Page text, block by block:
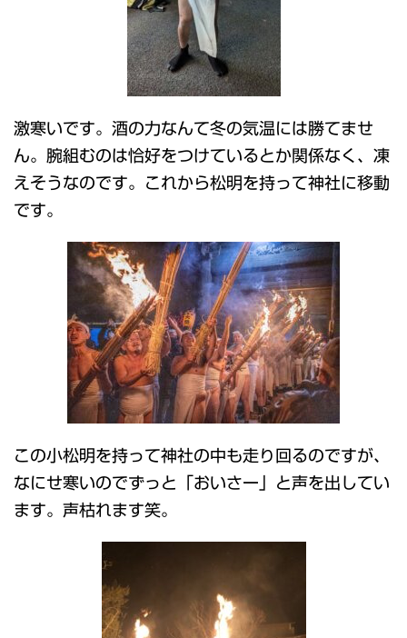
激寒いです。酒の力なんて冬の気温には勝てませ
ん。腕組むのは恰好をつけているとか関係なく、凍
えそうなのです。これから松明を持って神社に移動
です。
この小松明を持って神社の中も走り回るのですが、
なにせ寒いのでずっと「おいさー」と声を出してい
ます。声枯れます笑。